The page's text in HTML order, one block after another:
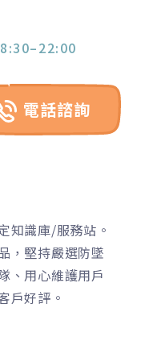
知識庫/服務站。
，堅持嚴選防墜
、用心維護用戶
戶好評。
電話諮詢